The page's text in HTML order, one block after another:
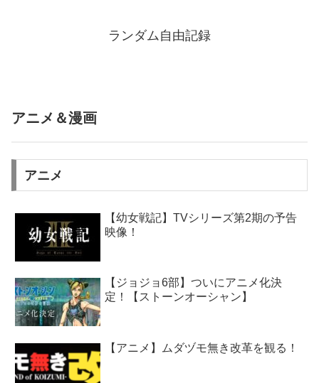
ランダム自由記録
アニメ＆漫画
アニメ
【幼女戦記】TVシリーズ第2期の予告
映像！
【ジョジョ6部】ついにアニメ化決
定！【ストーンオーシャン】
【アニメ】ムダヅモ無き改革を観る！